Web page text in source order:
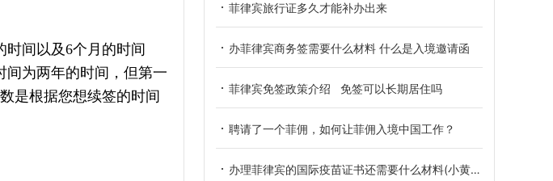
间以及6个月的时间
间为两年的时间，但第一
是根据您想续签的时间
菲律宾旅行证多久才能补办出来
办菲律宾商务签需要什么材料 什么是入境邀请函
菲律宾免签政策介绍 免签可以长期居住吗
聘请了一个菲佣，如何让菲佣入境中国工作？
办理菲律宾的国际疫苗证书还需要什么材料(小黄本材料介绍)